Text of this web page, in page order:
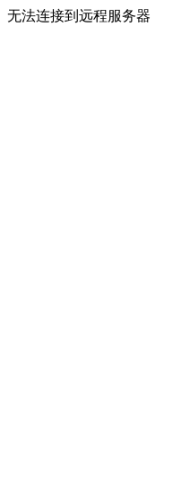
无法连接到远程服务器